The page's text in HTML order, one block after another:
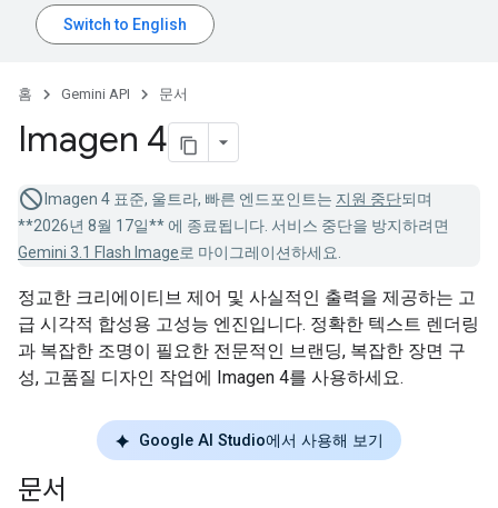
홈 Gemini API 문서
Imagen 4
Imagen 4 표준, 울트라, 빠른 엔드포인트는 지원 중단되며
**2026년 8월 17일** 에 종료됩니다. 서비스 중단을 방지하려면
Gemini 3.1 Flash Image로 마이그레이션하세요.
정교한 크리에이티브 제어 및 사실적인 출력을 제공하는 고
급 시각적 합성용 고성능 엔진입니다. 정확한 텍스트 렌더링
과 복잡한 조명이 필요한 전문적인 브랜딩, 복잡한 장면 구
성, 고품질 디자인 작업에 Imagen 4를 사용하세요.
Google AI Studio에서 사용해 보기
문서